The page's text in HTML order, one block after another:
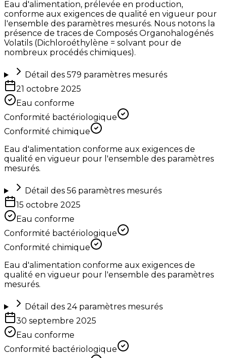
Eau d'alimentation, prélevée en production,
conforme aux exigences de qualité en vigueur pour
l'ensemble des paramètres mesurés. Nous notons la
présence de traces de Composés Organohalogénés
Volatils (Dichloroéthylène = solvant pour de
nombreux procédés chimiques).
Détail des 579 paramètres mesurés
21 octobre 2025
Eau conforme
Conformité bactériologique
Conformité chimique
Eau d'alimentation conforme aux exigences de
qualité en vigueur pour l'ensemble des paramètres
mesurés.
Détail des 56paramètres mesurés
15 octobre 2025
Eau conforme
Conformité bactériologique
Conformité chimique
Eau d'alimentation conforme aux exigences de
qualité en vigueur pour l'ensemble des paramètres
mesurés.
Détail des 24paramètres mesurés
30 septembre 2025
Eau conforme
Conformité bactériologique